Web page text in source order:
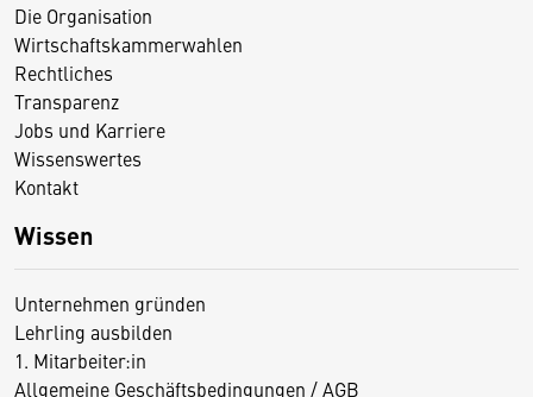
Die Organisation
Wirtschaftskammerwahlen
Rechtliches
Transparenz
Jobs und Karriere
Wissenswertes
Kontakt
Wissen
Unternehmen gründen
Lehrling ausbilden
1. Mitarbeiter:in
Allgemeine Geschäftsbedingungen / AGB